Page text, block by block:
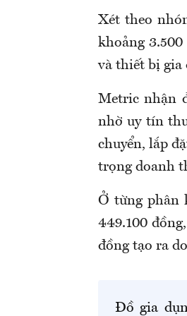
Xét theo
khoảng
và thiết bị gia
Metric nhận
nhờ uy tín
chuyển, lắp
trọng doanh
Ở từng phân
449.100
đồng tạo ra
Đồ gia